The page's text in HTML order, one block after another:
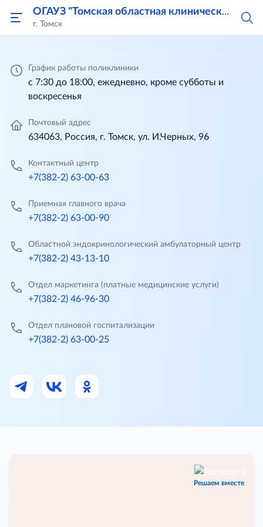
ОГАУЗ "Томская областная клиническая больница"
г. Томск
График работы поликлиники
с 7:30 до 18:00, ежедневно, кроме субботы и
воскресенья
Почтовый адрес
634063, Россия, г. Томск, ул. И.Черных, 96
Контактный центр
+7(382-2) 63-00-63
Приемная главного врача
+7(382-2) 63-00-90
Областной эндокринологический амбулаторный центр
+7(382-2) 43-13-10
Отдел маркетинга (платные медицинские услуги)
+7(382-2) 46-96-30
Отдел плановой госпитализации
+7(382-2) 63-00-25
Решаем вместе